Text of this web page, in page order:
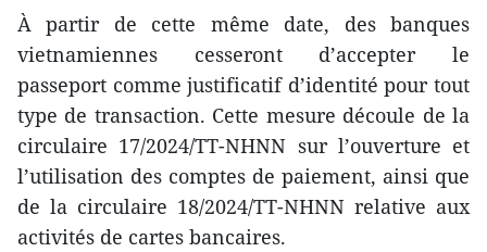
À partir de cette même date, des banques
vietnamiennes cesseront d’accepter le
passeport comme justificatif d’identité pour tout
type de transaction. Cette mesure découle de la
circulaire 17/2024/TT-NHNN sur l’ouverture et
l’utilisation des comptes de paiement, ainsi que
de la circulaire 18/2024/TT-NHNN relative aux
activités de cartes bancaires.